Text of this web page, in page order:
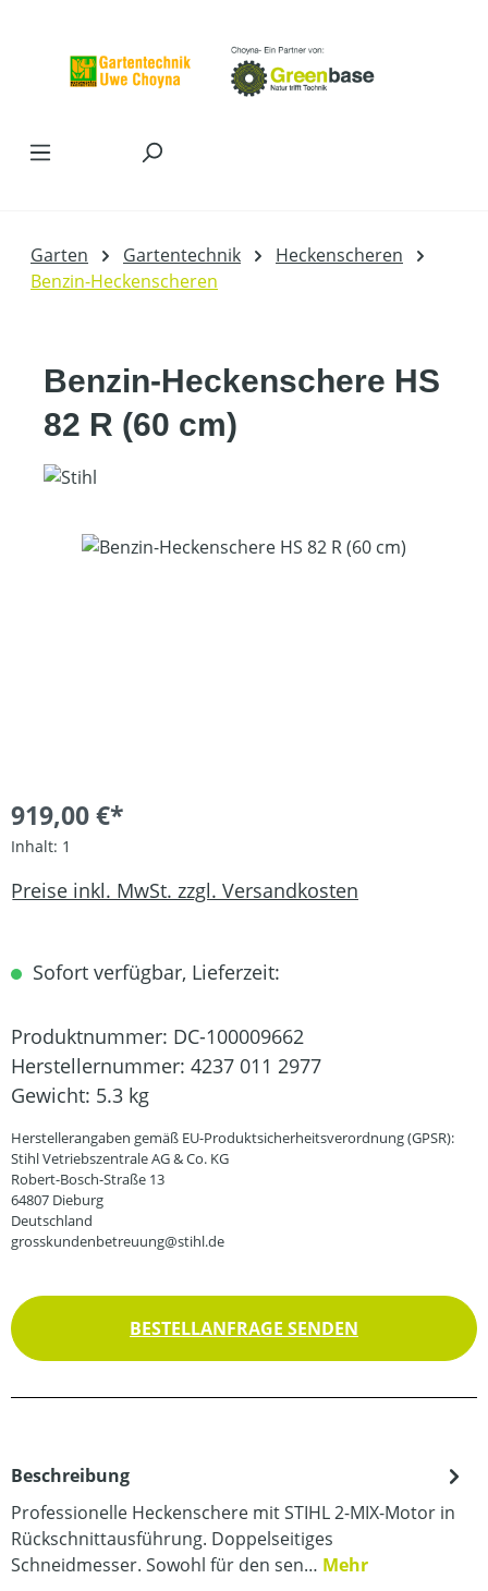
Garten Gartentechnik
Heckenscheren
Benzin-Heckenscheren
Benzin-Heckenschere HS
82 R (60 cm)
Bildergalerie überspringen
919,00 €*
Inhalt: 1
Preise inkl. MwSt. zzgl. Versandkosten
Sofort verfügbar, Lieferzeit:
Produktnummer: DC-100009662
Herstellernummer: 4237 011 2977
Gewicht: 5.3 kg
Herstellerangaben gemäß EU-Produktsicherheitsverordnung (GPSR):
Stihl Vetriebszentrale AG & Co. KG
Robert-Bosch-Straße 13
64807 Dieburg
Deutschland
grosskundenbetreuung@stihl.de
BESTELLANFRAGE SENDEN
Beschreibung
Professionelle Heckenschere mit STIHL 2-MIX-Motor in
Rückschnittausführung. Doppelseitiges
Schneidmesser. Sowohl für den sen… Mehr